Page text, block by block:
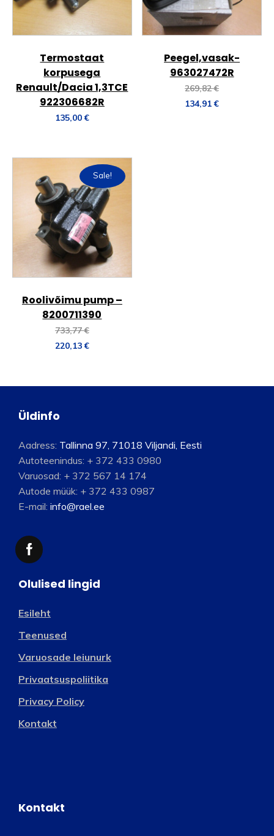
Termostaat
korpusega
Renault/Dacia 1,3TCE
922306682R
135,00€
Peegel,vasak-
963027472R
269,82€
134,91€
Sale!
Roolivõimu pump –
8200711390
733,77€
220,13€
Üldinfo
Aadress: Tallinna 97, 71018 Viljandi, Eesti
Autoteenindus: + 372 433 0980
Varuosad: + 372 567 14 174
Autode müük: + 372 433 0987
E-mail: info@rael.ee
Olulised lingid
Esileht
Teenused
Varuosade leiunurk
Privaatsuspoliitika
Privacy Policy
Kontakt
Kontakt